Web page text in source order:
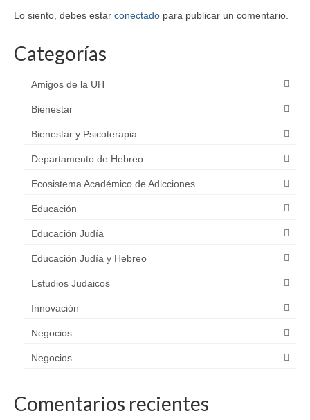
Lo siento, debes estar conectado para publicar un comentario.
Categorías
Amigos de la UH
Bienestar
Bienestar y Psicoterapia
Departamento de Hebreo
Ecosistema Académico de Adicciones
Educación
Educación Judía
Educación Judía y Hebreo
Estudios Judaicos
Innovación
Negocios
Negocios
Comentarios recientes